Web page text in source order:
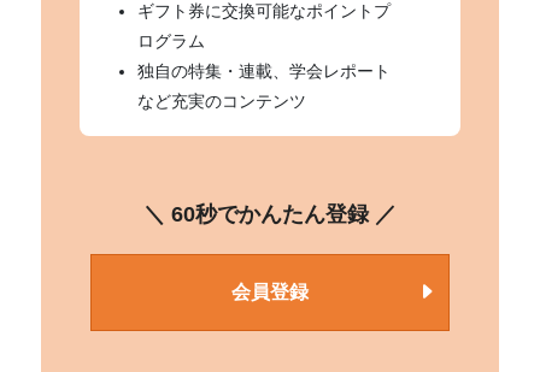
ギフト券に交換可能なポイントプ
ログラム
独自の特集・連載、学会レポート
など充実のコンテンツ
＼ 60秒でかんたん登録 ／
会員登録